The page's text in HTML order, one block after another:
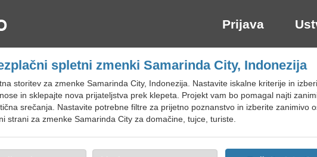
Prijava
spletni zmenki Samarinda City, Indonezija
storitev za zmenke Samarinda City, Indonezija. Nastavite iskalne kriterije in
in sklepajte nova prijateljstva prek klepeta. Projekt vam bo pomagal najti
srečanja. Nastavite potrebne filtre za prijetno poznanstvo in izberite zanimivo
strani za zmenke Samarinda City za domačine, tujce, turiste.